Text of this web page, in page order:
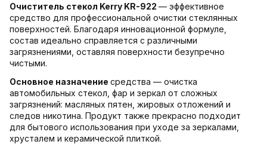
Очиститель стекол Kerry KR-922 — эффективное
средство для профессиональной очистки стеклянных
поверхностей. Благодаря инновационной формуле,
состав идеально справляется с различными
загрязнениями, оставляя поверхности безупречно
чистыми.
Основное назначение средства — очистка
автомобильных стекол, фар и зеркал от сложных
загрязнений: масляных пятен, жировых отложений и
следов никотина. Продукт также прекрасно подходит
для бытового использования при уходе за зеркалами,
хрусталем и керамической плиткой.